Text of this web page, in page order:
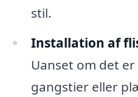
stil.
Installation af
Uanset om det
gangstier eller